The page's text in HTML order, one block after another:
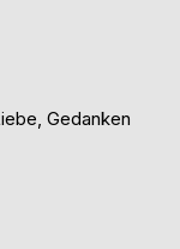
Gedanken